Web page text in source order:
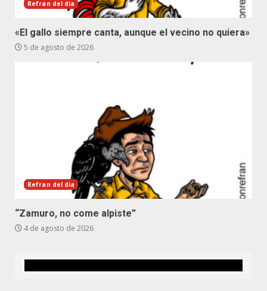
Refran del dia
«El gallo siempre canta, aunque el vecino no quiera»
5 de agosto de 2026
Refran del dia
“Zamuro, no come alpiste”
4 de agosto de 2026